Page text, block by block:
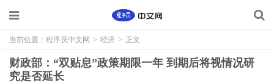
当前位置： 程序员中文网 > 经济 > 正文
财政部：“双贴息”政策期限一年 到期后将视情况研
究是否延长